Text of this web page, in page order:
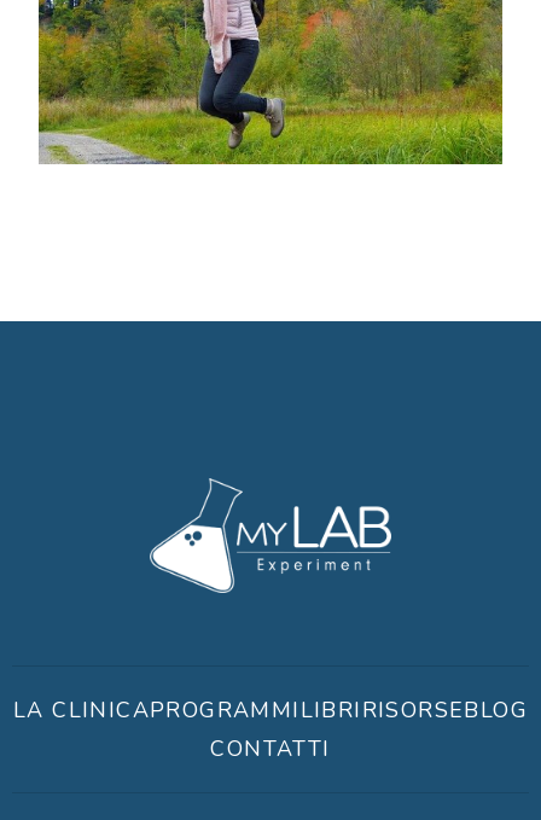
LA CLINICAPROGRAMMILIBRIRISORSEBLOG
CONTATTI